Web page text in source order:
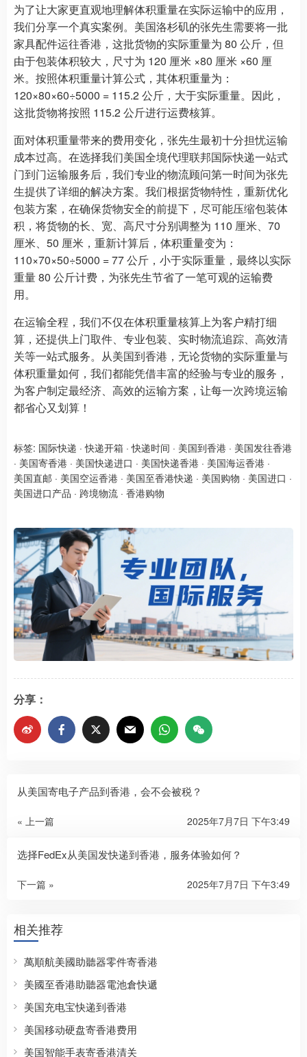
为了让大家更直观地理解体积重量在实际运输中的应用，
我们分享一个真实案例。美国洛杉矶的张先生需要将一批
家具配件运往香港，这批货物的实际重量为 80 公斤，但
由于包装体积较大，尺寸为 120 厘米 ×80 厘米 ×60 厘
米。按照体积重量计算公式，其体积重量为：
120×80×60÷5000 = 115.2 公斤，大于实际重量。因此，
这批货物将按照 115.2 公斤进行运费核算。​
面对体积重量带来的费用变化，张先生最初十分担忧运输
成本过高。在选择我们美国全境代理联邦国际快递一站式
门到门运输服务后，我们专业的物流顾问第一时间为张先
生提供了详细的解决方案。我们根据货物特性，重新优化
包装方案，在确保货物安全的前提下，尽可能压缩包装体
积，将货物的长、宽、高尺寸分别调整为 110 厘米、70
厘米、50 厘米，重新计算后，体积重量变为：
110×70×50÷5000 = 77 公斤，小于实际重量，最终以实际
重量 80 公斤计费，为张先生节省了一笔可观的运输费
用。​
在运输全程，我们不仅在体积重量核算上为客户精打细
算，还提供上门取件、专业包装、实时物流追踪、高效清
关等一站式服务。从美国到香港，无论货物的实际重量与
体积重量如何，我们都能凭借丰富的经验与专业的服务，
为客户制定最经济、高效的运输方案，让每一次跨境运输
都省心又划算！
标签: 国际快递 ·快递开箱 ·快递时间 · 美国到香港 · 美国发往香港
· 美国寄香港 · 美国快递进口 · 美国快递香港 · 美国海运香港 ·
美国直邮 · 美国空运香港 · 美国至香港快递 · 美国购物 · 美国进口 ·
美国进口产品 · 跨境物流 · 香港购物
分享：
从美国寄电子产品到香港，会不会被税？
« 上一篇 2025年7月7日 下午3:49
选择FedEx从美国发快递到香港，服务体验如何？
下一篇 » 2025年7月7日 下午3:49
相关推荐
萬順航美國助聽器零件寄香港
美國至香港助聽器電池倉快遞
美国充电宝快递到香港
美国移动硬盘寄香港费用
美国智能手表寄香港清关